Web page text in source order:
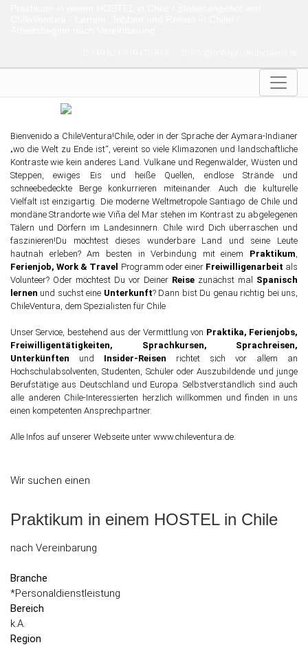
Bienvenido a ChileVentura!Chile, oder in der Sprache der Aymara-Indianer
„wo die Welt zu Ende ist“, vereint so viele Klimazonen und landschaftliche
Kontraste wie kein anderes Land. Vulkane und Regenwälder, Wüsten und
Steppen, ewiges Eis und heiße Quellen, endlose Strände und
schneebedeckte Berge konkurrieren miteinander. Auch die kulturelle
Vielfalt ist einzigartig. Die moderne Weltmetropole Santiago de Chile und
mondäne Strandorte wie Viña del Mar stehen im Kontrast zu abgelegenen
Tälern und Dörfern im Landesinnern. Chile wird Dich überraschen und
faszinieren!Du möchtest dieses wunderbare Land und seine Leute
hautnah erleben? Am besten in Verbindung mit einem Praktikum,
Ferienjob, Work & Travel Programm oder einer Freiwilligenarbeit als
Volunteer? Oder möchtest Du vor Deiner Reise zunächst mal Spanisch
lernen und suchst eine Unterkunft? Dann bist Du genau richtig bei uns,
ChileVentura, dem Spezialisten für Chile
Unser Service, bestehend aus der Vermittlung von Praktika, Ferienjobs,
Freiwilligentätigkeiten, Sprachkursen, Sprachreisen,
Unterkünften und Insider-Reisen richtet sich vor allem an
Hochschulabsolventen, Studenten, Schüler oder Auszubildende und junge
Berufstätige aus Deutschland und Europa. Selbstverständlich sind auch
alle anderen Chile-Interessierten herzlich willkommen und finden in uns
einen kompetenten Ansprechpartner.
Alle Infos auf unserer Webseite unter www.chileventura.de.
Wir suchen einen
Praktikum in einem HOSTEL in Chile
nach Vereinbarung
Branche
*Personaldienstleistung
Bereich
k.A.
Region